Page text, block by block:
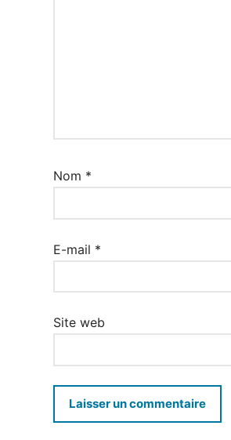
Nom *
E-mail *
Site web